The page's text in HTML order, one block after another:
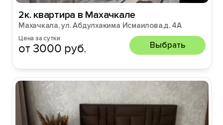
2к. квартира в Махачкале
Махачкала, ул. Абдулхакима Исмаилова,д. 4А
Цена за сутки
от 3000 руб. Выбрать